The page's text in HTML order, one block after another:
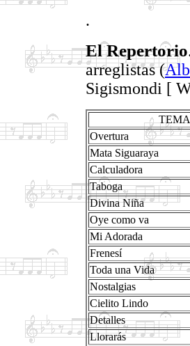
.
El Repertorio
arreglistas (
Sigismondi [
TEMA
Overtura
Mata Siguaraya
Calculadora
Taboga
Divina Niña
Oye como va
Mi Adorada
Frenesí
Toda una Vida
Nostalgias
Cielito Lindo
Detalles
Llorarás